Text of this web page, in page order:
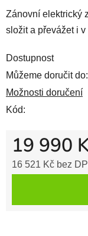
Zánovní elektrický
složit a převážet i
Dostupnost
Můžeme doručit do:
Možnosti doručení
Kód:
19 990
16 521 Kč bez